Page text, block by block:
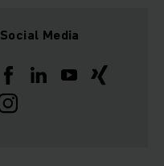
Social Media